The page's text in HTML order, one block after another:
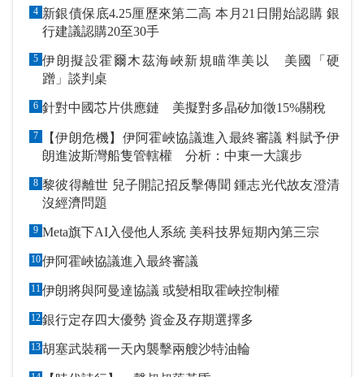
4 新銀債保底4.25厘歷來第二高 本月21日開始認購 銀
行建議認購20至30手
5 伊朗擬設霍爾木茲海峽新規瞄準美以 美國「硬
蹭」談判桌
6 針對中國芯片供應鏈 美擬對多晶矽加徵15%關稅
7
【伊朗危機】伊阿霍峽協議進入最終審議 料賦予伊
朗進波斯灣船隻管轄權 分析：中東一大讓步
8 黎彼得離世 兒子開記招反擊傳聞 鍾志光代故友澄清
沒經濟問題
9 Meta旗下AI入侵他人系統 美科技界短期內第三宗
10伊阿霍峽協議進入最終審議
11 伊朗將與阿曼達協議 或變相取霍峽控制權
12 銀行定存四大優勢 資金及存期選擇多
13胡塞武裝稱一天內襲擊兩艘沙特油輪